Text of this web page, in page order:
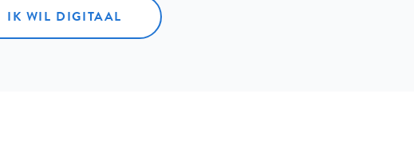
IK WIL DIGITAAL